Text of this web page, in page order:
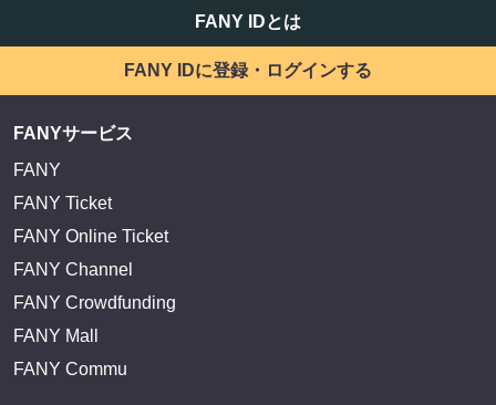
FANY IDとは
FANY IDに登録・ログインする
FANYサービス
FANY
FANY Ticket
FANY Online Ticket
FANY Channel
FANY Crowdfunding
FANY Mall
FANY Commu